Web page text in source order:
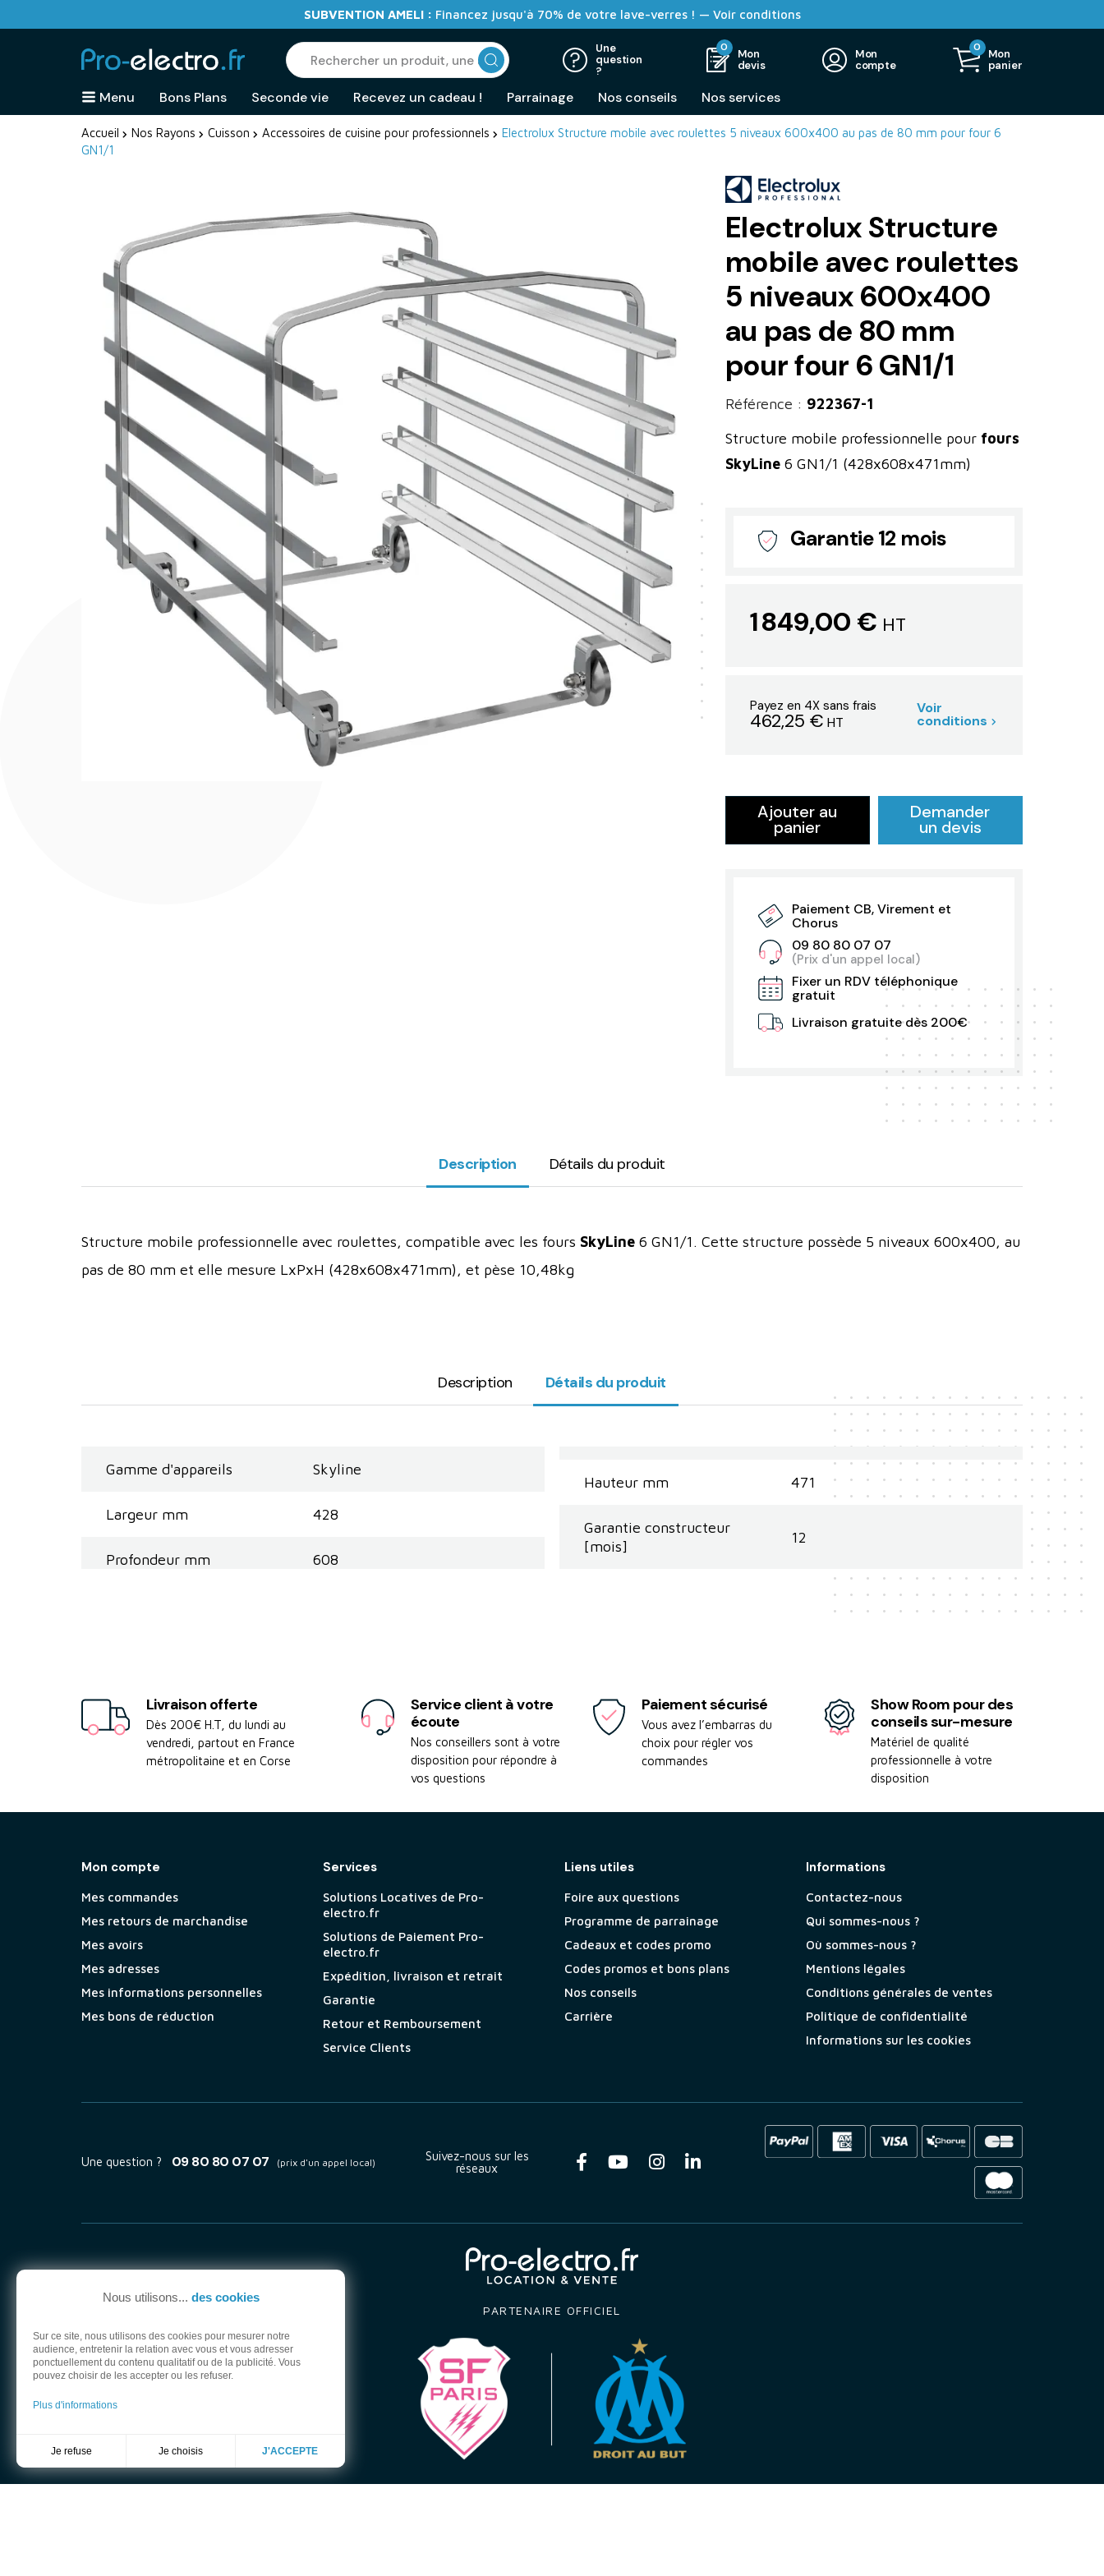
SUBVENTION AMELI : Financez jusqu'à 70% de votre lave-verres ! — Voir conditions
Une
question
?
Mon
devis
0
Mon
compte
0
Mon
panier
Menu Bons Plans Seconde vie Recevez un cadeau ! Parrainage Nos conseils Nos services
Accueil Nos Rayons Cuisson Accessoires de cuisine pour professionnels
Electrolux Structure mobile avec roulettes 5 niveaux 600x400 au pas de 80 mm pour four 6
GN1/1
Electrolux Structure
mobile avec roulettes
5 niveaux 600x400
au pas de 80 mm
pour four 6 GN1/1
Référence : 922367-1
Structure mobile professionnelle pour fours
SkyLine 6 GN1/1 (428x608x471mm)
Garantie 12 mois
1 849,00 € HT
Payez en 4X sans frais
462,25 € HT
Voir
conditions
Ajouter au
panier
Demander
un devis
Paiement CB, Virement et
Chorus
09 80 80 07 07
(Prix d'un appel local)
Fixer un RDV téléphonique
gratuit
Livraison gratuite dès 200€
Description Détails du produit
Structure mobile professionnelle avec roulettes, compatible avec les fours SkyLine 6 GN1/1. Cette structure possède 5 niveaux 600x400, au
pas de 80 mm et elle mesure LxPxH (428x608x471mm), et pèse 10,48kg
Description Détails du produit
Gamme d'appareils Skyline
Largeur mm 428
Profondeur mm 608
Hauteur mm 471
Garantie constructeur
[mois]
12
Livraison offerte
Dès 200€ H.T, du lundi au
vendredi, partout en France
métropolitaine et en Corse
Service client à votre
écoute
Nos conseillers sont à votre
disposition pour répondre à
vos questions
Paiement sécurisé
Vous avez l’embarras du
choix pour régler vos
commandes
Show Room pour des
conseils sur-mesure
Matériel de qualité
professionnelle à votre
disposition
Mon compte
Mes commandes
Mes retours de marchandise
Mes avoirs
Mes adresses
Mes informations personnelles
Mes bons de réduction
Services
Solutions Locatives de Pro-
electro.fr
Solutions de Paiement Pro-
electro.fr
Expédition, livraison et retrait
Garantie
Retour et Remboursement
Service Clients
Liens utiles
Foire aux questions
Programme de parrainage
Cadeaux et codes promo
Codes promos et bons plans
Nos conseils
Carrière
Informations
Contactez-nous
Qui sommes-nous ?
Où sommes-nous ?
Mentions légales
Conditions générales de ventes
Politique de confidentialité
Informations sur les cookies
Nous utilisons... des cookies
Sur ce site, nous utilisons des cookies pour mesurer notre
audience, entretenir la relation avec vous et vous adresser
ponctuellement du contenu qualitatif ou de la publicité. Vous
pouvez choisir de les accepter ou les refuser.
Plus d'informations
Je refuse Je choisis J'ACCEPTE
Une question ? 09 80 80 07 07 (prix d'un appel local)
Suivez-nous sur les
réseaux
PARTENAIRE OFFICIEL